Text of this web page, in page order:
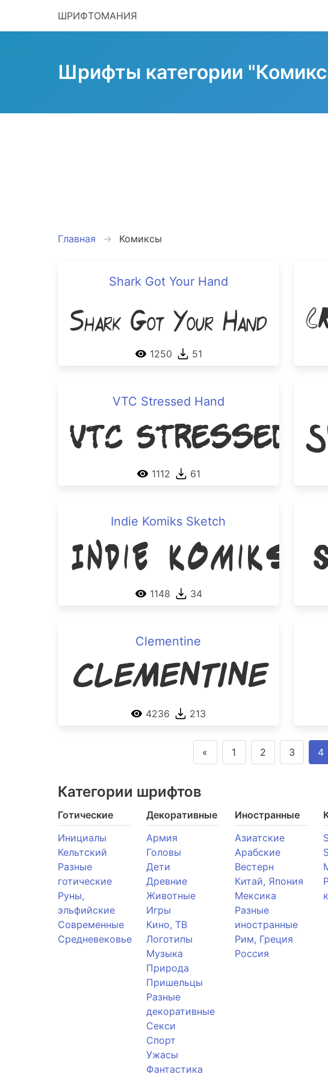
ШРИФТОМАНИЯ
Шрифты категории
Главная Комиксы
Shark Got Your Hand
Shark Got Your Hand
1250 51
VTC Stressed Hand
VTC Stressed
1112 61
Indie Komiks Sketch
Indie Komiks
1148 34
Clementine
Clementine
4236 213
« 1 2 3 4
Категории шрифтов
Готические
Инициалы
Кельтский
Разные
готические
Руны,
эльфийские
Современные
Средневековье
Декоративные
Армия
Головы
Дети
Древние
Животные
Игры
Кино, ТВ
Логотипы
Музыка
Природа
Пришельцы
Разные
декоративные
Секси
Спорт
Ужасы
Фантастика
Иностранные
Азиатские
Арабские
Вестерн
Китай, Япония
Мексика
Разные
иностранные
Рим, Греция
Россия